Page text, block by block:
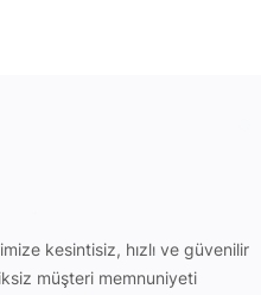
kesintisiz, hızlı ve güvenilir
müşteri memnuniyeti